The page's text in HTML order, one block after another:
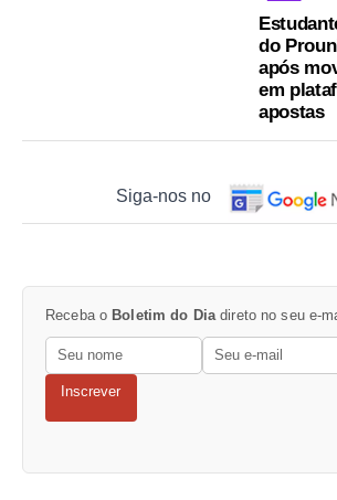
do
após
em
apostas
Siga-nos no
Receba o Boletim do Diadireto no seu e-
Inscrever